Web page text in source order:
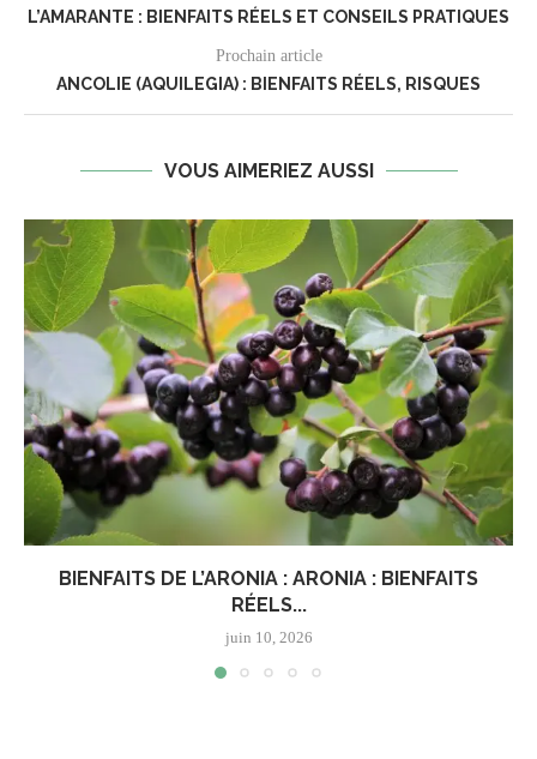
L’AMARANTE : BIENFAITS RÉELS ET CONSEILS PRATIQUES
Prochain article
ANCOLIE (AQUILEGIA) : BIENFAITS RÉELS, RISQUES
VOUS AIMERIEZ AUSSI
BIENFAITS DE L’ARONIA : ARONIA : BIENFAITS
RÉELS...
juin 10, 2026